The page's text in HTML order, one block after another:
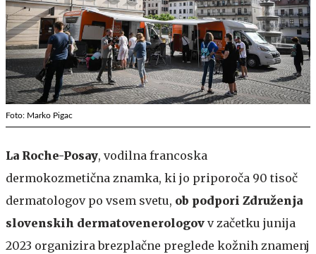
Foto: Marko Pigac
La Roche-Posay, vodilna francoska
dermokozmetična znamka, ki jo priporoča 90 tisoč
dermatologov po vsem svetu, ob podpori Združenja
slovenskih dermatovenerologov v začetku junija
2023 organizira brezplačne preglede kožnih znamenj